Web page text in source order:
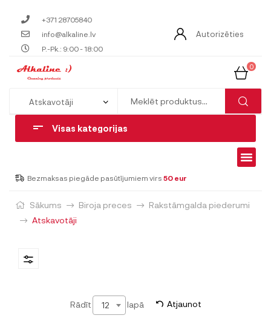
+371 28705840
info@alkaline.lv
P.-Pk.: 9:00 - 18:00
Autorizēties
0
Visas kategorijas
Bezmaksas piegāde pasūtījumiem virs 50 eur
Sākums Biroja preces
Rakstāmgalda piederumi
Atskavotāji
Rādīt 12 lapā Atjaunot